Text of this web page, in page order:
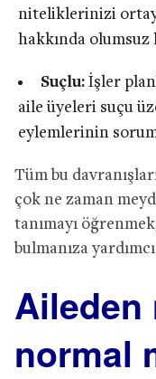
niteliklerinizi
hakkında
Suçlu:İşler
aile üyeleri suçu
eylemlerinin
Tüm bu
çok ne zaman
tanımayı
bulmanıza
Aileden
normal